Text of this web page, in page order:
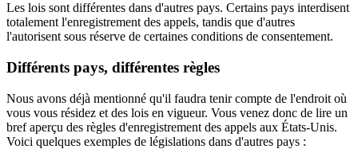
Les lois sont différentes dans d'autres pays. Certains pays interdisent
totalement l'enregistrement des appels, tandis que d'autres
l'autorisent sous réserve de certaines conditions de consentement.
Différents pays, différentes règles
Nous avons déjà mentionné qu'il faudra tenir compte de l'endroit où
vous vous résidez et des lois en vigueur. Vous venez donc de lire un
bref aperçu des règles d'enregistrement des appels aux États-Unis.
Voici quelques exemples de législations dans d'autres pays :